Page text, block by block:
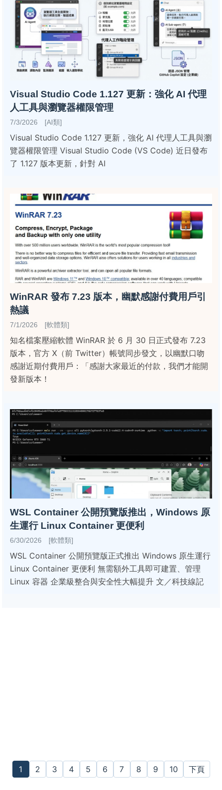
Visual Studio Code 1.127 更新：強化 AI 代理
人工具與瀏覽器權限管理
7/3/2026 [AI類]
Visual Studio Code 1.127 更新，強化 AI 代理人工具與瀏
覽器權限管理 Visual Studio Code (VS Code) 近日發布
了 1.127 版本更新，針對 AI
WinRAR 發布 7.23 版本，幽默感謝付費用戶引
熱議
7/1/2026 [軟體類]
知名檔案壓縮軟體 WinRAR 於 6 月 30 日正式發布 7.23
版本，官方 X（前 Twitter）帳號同步發文，以幽默口吻
感謝近期付費用戶：「感謝大家最近的付款，我們才能開
發新版本！
WSL Container 公開預覽版推出，Windows 原
生運行 Linux Container 更便利
6/30/2026 [軟體類]
WSL Container 公開預覽版正式推出 Windows 原生運行
Linux Container 更便利 無需額外工具即可建置、管理
Linux 容器 企業級整合與安全性大幅提升 文／科技線記
1 2 3 4 5 6 7 8 9 10 下頁